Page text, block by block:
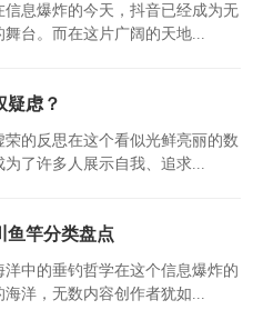
息爆炸的今天，抖音已经成为无
台。而在这片广阔的天地...
疑虑？
的反思在这个看似光鲜亮丽的数
了许多人展示自我、追求...
鱼竿分类盘点
中的垂钓哲学在这个信息爆炸的
洋，无数内容创作者犹如...